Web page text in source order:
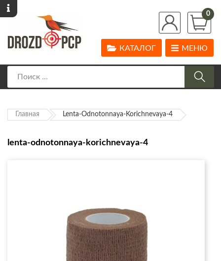
0
МЕНЮ
КАТАЛОГ
Главная Lenta-Odnotonnaya-Korichnevaya-4
lenta-odnotonnaya-korichnevaya-4